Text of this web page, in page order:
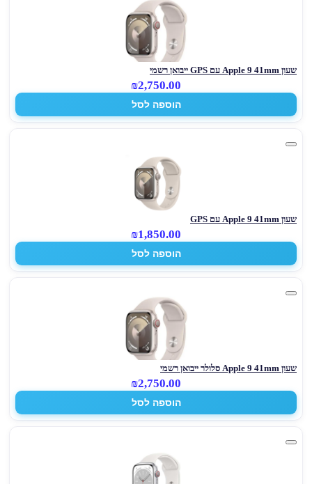
שעון Apple 9 41mm עם GPS ייבואן רשמי
₪2,750.00
הוספה לסל
שעון Apple 9 41mm עם GPS
₪1,850.00
הוספה לסל
שעון Apple 9 41mm סלולר ייבואן רשמי
₪2,750.00
הוספה לסל